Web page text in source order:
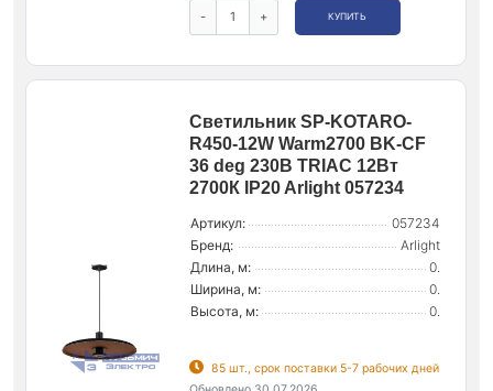
- + КУПИТЬ
Светильник SP-KOTARO-
R450-12W Warm2700 BK-CF
36 deg 230В TRIAC 12Вт
2700К IP20 Arlight 057234
Артикул:
057234
Бренд:
Arlight
Длина, м:
0.
Ширина, м:
0.
Высота, м:
0.
85 шт., срок поставки 5-7 рабочих дней